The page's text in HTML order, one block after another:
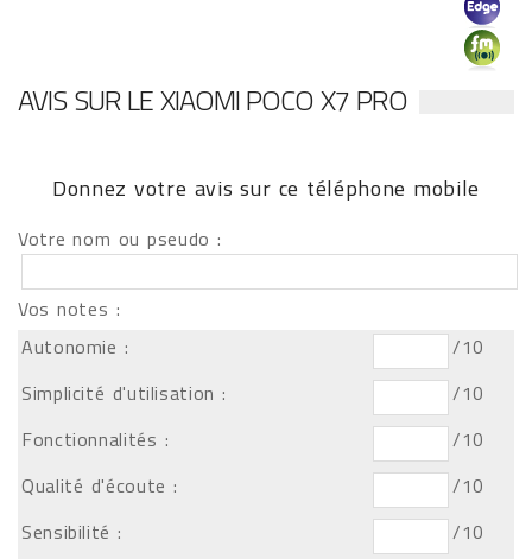
AVIS SUR LE XIAOMI POCO X7 PRO
Donnez votre avis sur ce téléphone mobile
Votre nom ou pseudo :
Vos notes :
Autonomie :
/10
Simplicité d'utilisation :
/10
Fonctionnalités :
/10
Qualité d'écoute :
/10
Sensibilité :
/10